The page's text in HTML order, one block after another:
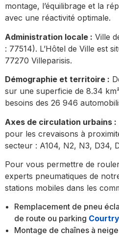
montage, l’équilibrage et la
avec une réactivité optimale.
Administration locale : Ville
: 77514). L’Hôtel de Ville est
77270 Villeparisis.
Démographie et territoire :
sur une superficie de 8.34
besoins des 26 946
Axes de circulation urbains :
pour les crevaisons à
secteur : A104, N2, N3, D34,
Pour vous permettre de
experts pneumatiques de
stations mobiles dans les
Remplacement de pneu
de route ou parking Courtry
Montage de chaînes à